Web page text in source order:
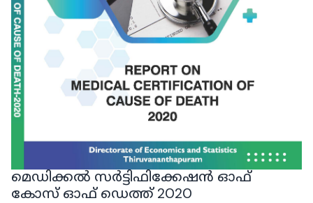
മെഡിക്കൽ സർട്ടിഫിക്കേഷൻ ഓഫ്
കോസ് ഓഫ് ഡെത്ത് 2020